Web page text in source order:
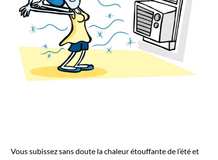
Vous subissez sans doute la chaleur étouffante de l’été et